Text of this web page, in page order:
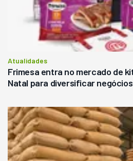
Atualidades
Frimesa entra no mercado de
Natal para diversificar negócios